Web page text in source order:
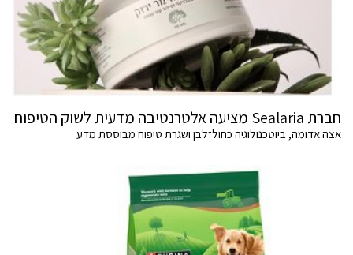
חברת Sealaria מציעה אלטרנטיבה מדעית לשוק הטיפוח
אצה אדומה, ביוטכנולוגיה כחול־לבן ושגרת טיפוח מבוססת מדע